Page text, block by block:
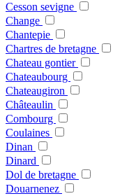
Cesson sevigne
Change
Chantepie
Chartres de bretagne
Chateau gontier
Chateaubourg
Chateaugiron
Châteaulin
Combourg
Coulaines
Dinan
Dinard
Dol de bretagne
Douarnenez